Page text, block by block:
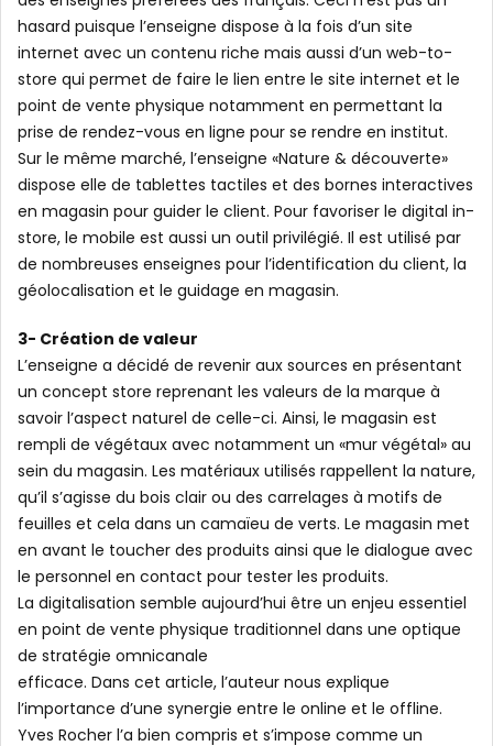
hasard puisque l’enseigne dispose à la fois d’un site
internet avec un contenu riche mais aussi d’un web-to-
store qui permet de faire le lien entre le site internet et le
point de vente physique notamment en permettant la
prise de rendez-vous en ligne pour se rendre en institut.
Sur le même marché, l’enseigne «Nature & découverte»
dispose elle de tablettes tactiles et des bornes interactives
en magasin pour guider le client. Pour favoriser le digital in-
store, le mobile est aussi un outil privilégié. Il est utilisé par
de nombreuses enseignes pour l’identification du client, la
géolocalisation et le guidage en magasin.
3- Création de valeur
L’enseigne a décidé de revenir aux sources en présentant
un concept store reprenant les valeurs de la marque à
savoir l’aspect naturel de celle-ci. Ainsi, le magasin est
rempli de végétaux avec notamment un «mur végétal» au
sein du magasin. Les matériaux utilisés rappellent la nature,
qu’il s’agisse du bois clair ou des carrelages à motifs de
feuilles et cela dans un camaïeu de verts. Le magasin met
en avant le toucher des produits ainsi que le dialogue avec
le personnel en contact pour tester les produits.
La digitalisation semble aujourd’hui être un enjeu essentiel
en point de vente physique traditionnel dans une optique
de stratégie omnicanale
efficace. Dans cet article, l’auteur nous explique
l’importance d’une synergie entre le online et le offline.
Yves Rocher l’a bien compris et s’impose comme un